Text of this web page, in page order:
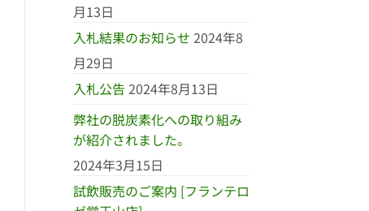
月13日
入札結果のお知らせ 2024年8
月29日
入札公告 2024年8月13日
弊社の脱炭素化への取り組み
が紹介されました。
2024年3月15日
試飲販売のご案内 [フランテロ